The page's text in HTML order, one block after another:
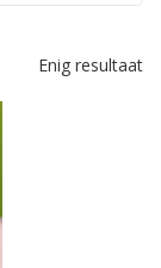
Enig resultaat